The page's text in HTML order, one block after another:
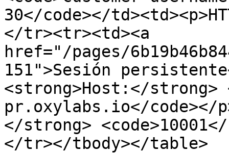
30</code></
</tr><tr><td><a
href="/pages/
151">Sesión
<strong>Host:</strong>
pr.oxylabs.io</code></
</strong>
</tr></tbody></table>